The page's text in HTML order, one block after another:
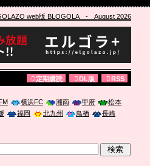
web版 BLOGOLA- August 2026
定期購読 DL版 RSS
横浜FC 湘南 甲府
松本
福岡 北九州 鳥栖
長崎